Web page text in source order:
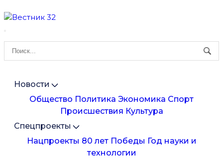
Новости
Общество Политика Экономика Спорт
Происшествия Культура
Спецпроекты
Нацпроекты 80 лет Победы Год науки и
технологии